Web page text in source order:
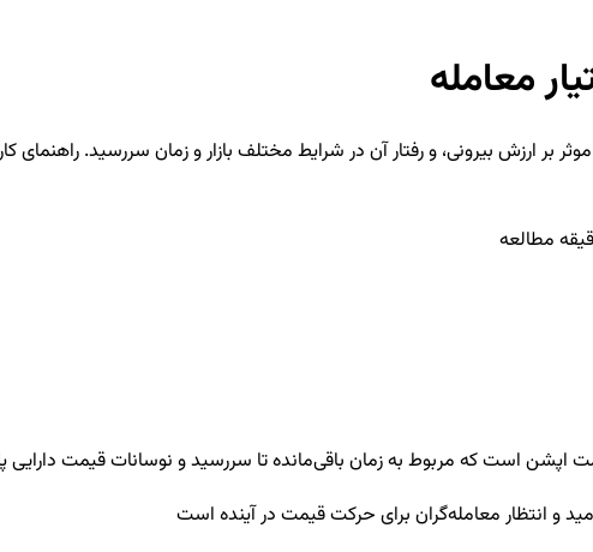
ارزش بیرونی، و رفتار آن در شرایط مختلف بازار و زمان سررسید. راهنمای
مطالعه
اپشن است که مربوط به زمان باقی‌مانده تا سررسید و نوسانات قیمت دارایی
و انتظار معامله‌گران برای حرکت قیمت در آینده است